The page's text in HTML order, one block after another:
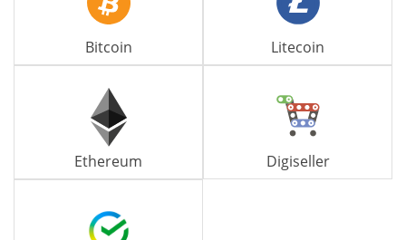
Bitcoin Litecoin
Ethereum Digiseller